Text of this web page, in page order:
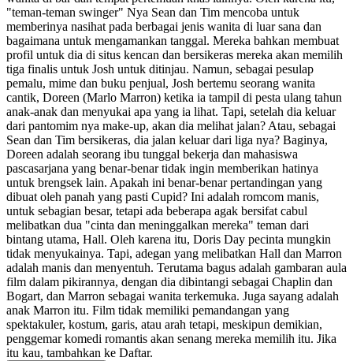
"teman-teman swinger" Nya Sean dan Tim mencoba untuk
memberinya nasihat pada berbagai jenis wanita di luar sana dan
bagaimana untuk mengamankan tanggal. Mereka bahkan membuat
profil untuk dia di situs kencan dan bersikeras mereka akan memilih
tiga finalis untuk Josh untuk ditinjau. Namun, sebagai pesulap
pemalu, mime dan buku penjual, Josh bertemu seorang wanita
cantik, Doreen (Marlo Marron) ketika ia tampil di pesta ulang tahun
anak-anak dan menyukai apa yang ia lihat. Tapi, setelah dia keluar
dari pantomim nya make-up, akan dia melihat jalan? Atau, sebagai
Sean dan Tim bersikeras, dia jalan keluar dari liga nya? Baginya,
Doreen adalah seorang ibu tunggal bekerja dan mahasiswa
pascasarjana yang benar-benar tidak ingin memberikan hatinya
untuk brengsek lain. Apakah ini benar-benar pertandingan yang
dibuat oleh panah yang pasti Cupid? Ini adalah romcom manis,
untuk sebagian besar, tetapi ada beberapa agak bersifat cabul
melibatkan dua "cinta dan meninggalkan mereka" teman dari
bintang utama, Hall. Oleh karena itu, Doris Day pecinta mungkin
tidak menyukainya. Tapi, adegan yang melibatkan Hall dan Marron
adalah manis dan menyentuh. Terutama bagus adalah gambaran aula
film dalam pikirannya, dengan dia dibintangi sebagai Chaplin dan
Bogart, dan Marron sebagai wanita terkemuka. Juga sayang adalah
anak Marron itu. Film tidak memiliki pemandangan yang
spektakuler, kostum, garis, atau arah tetapi, meskipun demikian,
penggemar komedi romantis akan senang mereka memilih itu. Jika
itu kau, tambahkan ke Daftar.